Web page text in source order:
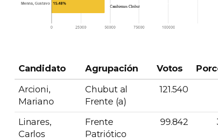
Candidato Agrupación Votos
Arcioni,
Mariano
Chubut al
Frente (a)
121.540
Linares,
Carlos
Frente
Patriótico
99.842